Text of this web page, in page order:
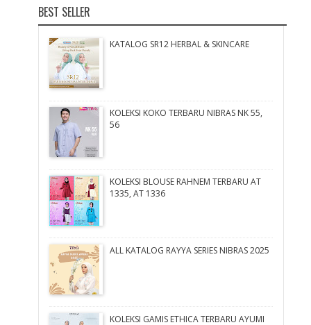
BEST SELLER
KATALOG SR12 HERBAL & SKINCARE
KOLEKSI KOKO TERBARU NIBRAS NK 55,
56
KOLEKSI BLOUSE RAHNEM TERBARU AT
1335, AT 1336
ALL KATALOG RAYYA SERIES NIBRAS 2025
KOLEKSI GAMIS ETHICA TERBARU AYUMI